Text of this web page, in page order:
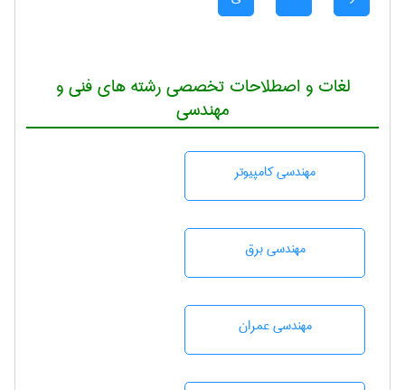
لغات و اصطلاحات تخصصی رشته های فنی و
مهندسی
مهندسی كامپيوتر
مهندسی برق
مهندسی عمران